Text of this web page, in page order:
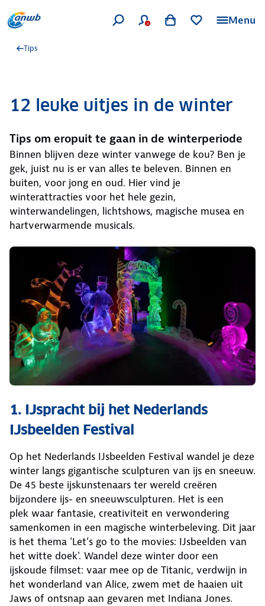
Menu
Tips
12 leuke uitjes in de winter
Tips om eropuit te gaan in de winterperiode
Binnen blijven deze winter vanwege de kou? Ben je
gek, juist nu is er van alles te beleven. Binnen en
buiten, voor jong en oud. Hier vind je
winterattracties voor het hele gezin,
winterwandelingen, lichtshows, magische musea en
hartverwarmende musicals.
1. IJspracht bij het Nederlands
IJsbeelden Festival
Op het Nederlands IJsbeelden Festival wandel je deze
winter langs gigantische sculpturen van ijs en sneeuw.
De 45 beste ijskunstenaars ter wereld creëren
bijzondere ijs- en sneeuwsculpturen. Het is een
plek waar fantasie, creativiteit en verwondering
samenkomen in een magische winterbeleving. Dit jaar
is het thema 'Let’s go to the movies: IJsbeelden van
het witte doek'. Wandel deze winter door een
ijskoude filmset: vaar mee op de Titanic, verdwijn in
het wonderland van Alice, zwem met de haaien uit
Jaws of ontsnap aan gevaren met Indiana Jones.